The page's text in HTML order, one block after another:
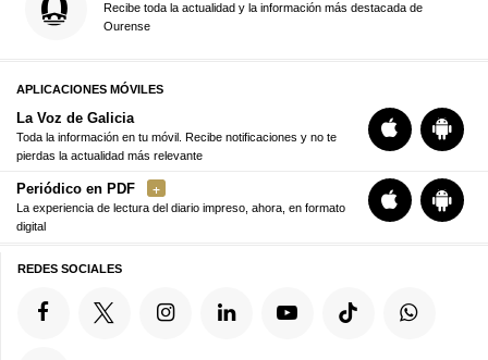
Recibe toda la actualidad y la información más destacada de
Ourense
APLICACIONES MÓVILES
La Voz de Galicia
Toda la información en tu móvil. Recibe notificaciones y no te
pierdas la actualidad más relevante
Periódico en PDF
La experiencia de lectura del diario impreso, ahora, en formato
digital
REDES SOCIALES